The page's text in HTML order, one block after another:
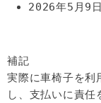
2026年5月9
補記
実際に車椅子を利
し、支払いに責